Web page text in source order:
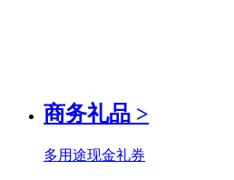
商务礼品 >
多用途现金礼券